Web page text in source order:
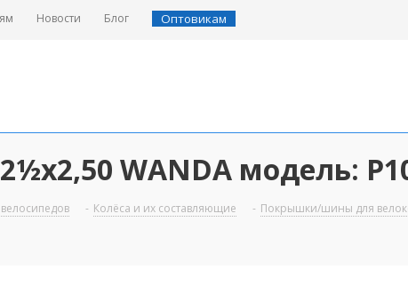
Новости Блог Оптовикам
WANDA модель:
- Колёса и их составляющие - Покрышки/шины для